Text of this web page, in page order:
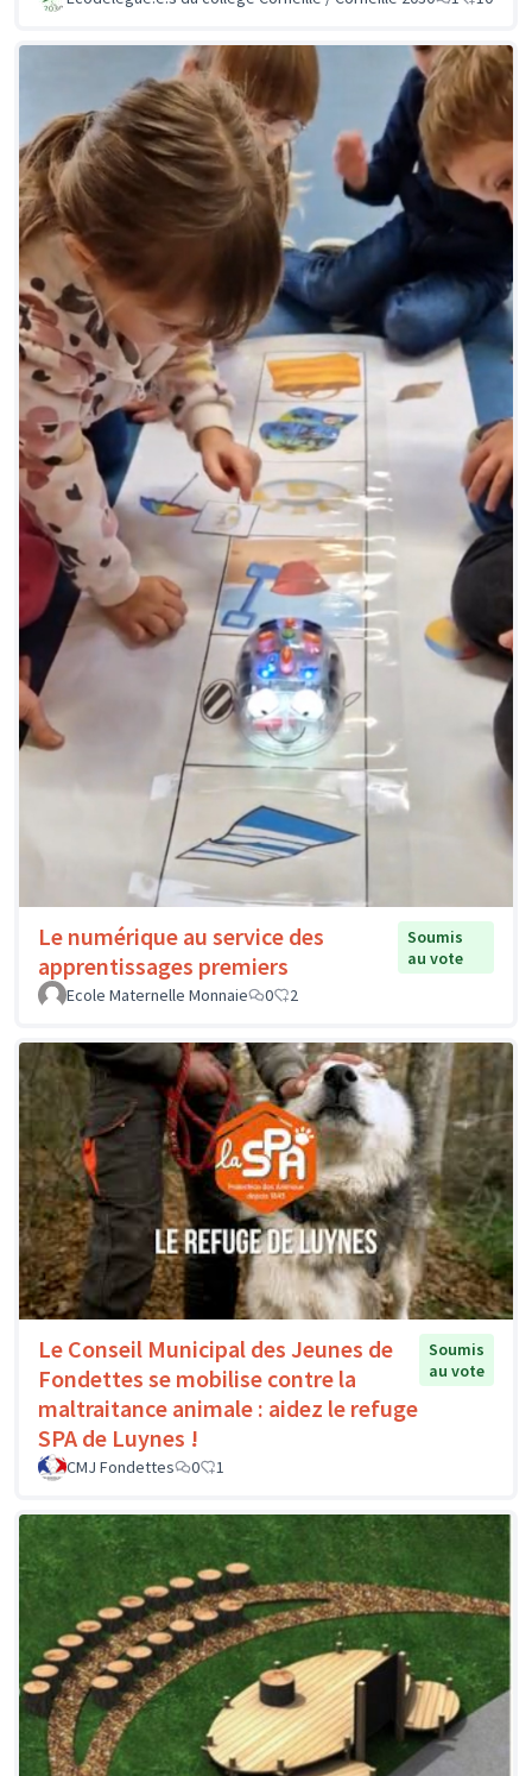
Le numérique au service des
apprentissages premiers
Soumis
au vote
Ecole Maternelle Monnaie
0 2
Le Conseil Municipal des Jeunes de
Fondettes se mobilise contre la
maltraitance animale : aidez le refuge
SPA de Luynes !
Soumis
au vote
CMJ Fondettes 0 1